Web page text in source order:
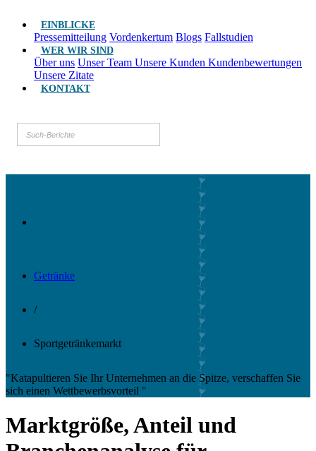
EINBLICKE
Pressemitteilung Vordenkertum Blogs Fallstudien
WER WIR SIND
Über uns Unser Team Unsere Kunden Kundenbewertungen
Unsere Zitate
KONTAKT
Getränke
/
Sportgetränkemarkt
"Katapultieren Sie Ihr Unternehmen an die Spitze, verschaffen Sie
sich einen Wettbewerbsvorteil "
Marktgröße, Anteil und